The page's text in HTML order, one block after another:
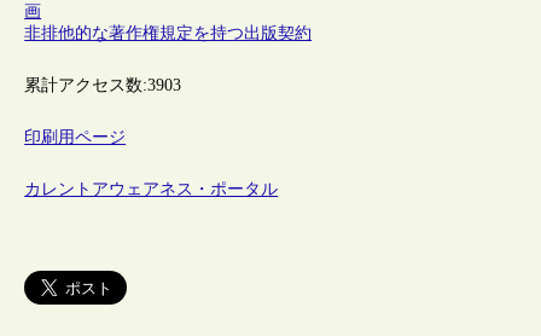
画
非排他的な著作権規定を持つ出版契約
累計アクセス数:3903
印刷用ページ
カレントアウェアネス・ポータル